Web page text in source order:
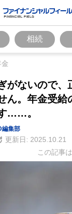
相続
金
がないので、
ん。年金受給
……。
編集部
更新日: 2025.10.21
この記事